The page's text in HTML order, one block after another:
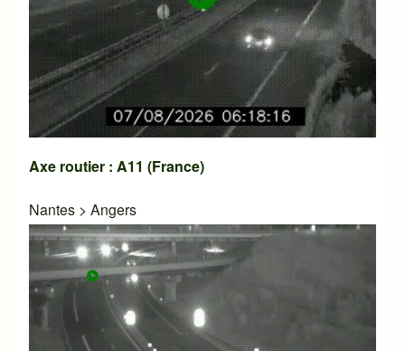
Axe routier : A11 (France)
Nantes > Angers